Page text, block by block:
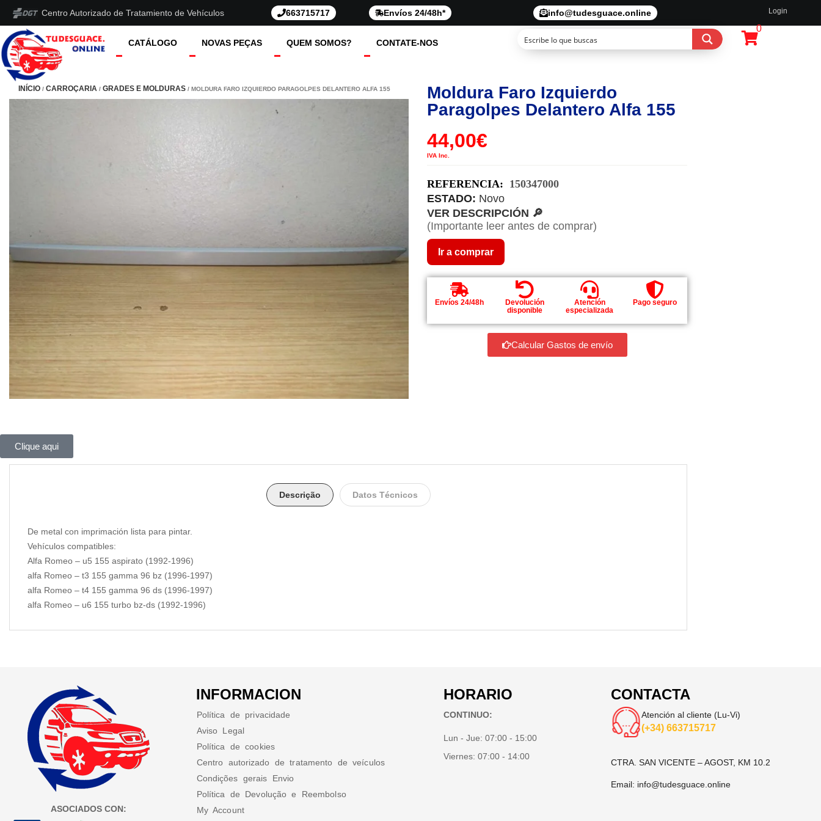
Centro Autorizado de Tratamiento de Vehículos 663715717 Envíos 24/48h* info@tudesguace.online Login
CATÁLOGO NOVAS PEÇAS QUEM SOMOS? CONTATE-NOS
0
INÍCIO / CARROÇARIA / GRADES E MOLDURAS / MOLDURA FARO IZQUIERDO PARAGOLPES DELANTERO ALFA 155
Moldura Faro Izquierdo
Paragolpes Delantero Alfa 155
44,00€
IVA Inc.
REFERENCIA: 150347000
ESTADO: Novo
VER DESCRIPCIÓN 🔎
(Importante leer antes de comprar)
Ir a comprar
Envíos 24/48h
Devolución
disponible
Atención
especializada
Pago seguro
Calcular Gastos de envío
Clique aqui
Descrição Datos Técnicos
De metal con imprimación lista para pintar.
Vehículos compatibles:
Alfa Romeo – u5 155 aspirato (1992-1996)
alfa Romeo – t3 155 gamma 96 bz (1996-1997)
alfa Romeo – t4 155 gamma 96 ds (1996-1997)
alfa Romeo – u6 155 turbo bz-ds (1992-1996)
ASOCIADOS CON:
INFORMACION
Política de privacidade
Aviso Legal
Política de cookies
Centro autorizado de tratamento de veículos
Condições gerais Envio
Política de Devolução e Reembolso
My Account
HORARIO
CONTINUO:
Lun - Jue:07:00 - 15:00
Viernes:07:00 - 14:00
CONTACTA
Atención al cliente (Lu-Vi)
(+34) 663715717
CTRA. SAN VICENTE – AGOST, KM 10.2
Email: info@tudesguace.online